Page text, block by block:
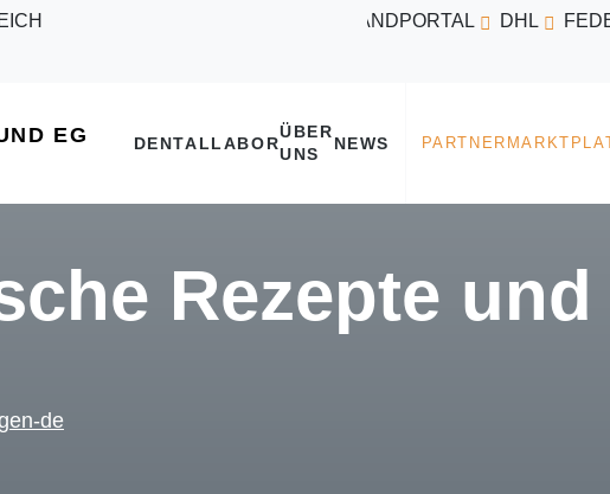
VERSANDPORTAL DHL
Rezepte
de